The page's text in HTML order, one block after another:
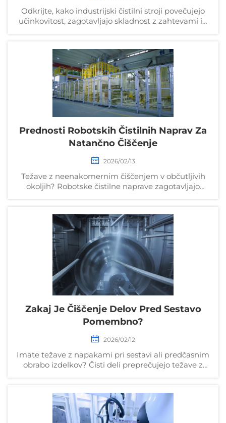
Odkrijte, kako industrijski čistilni stroji povečujejo
učinkovitost, zagotavljajo skladnost z zahtevami in
priročnik za uporabne primere.
Prednosti Robotskih Čistilnih Naprav Za
Natančno Čiščenje
2026/02/13
Težave z neenakomernim čiščenjem v občutljivih
okoljih? Robotske čistilne naprave zagotavljajo
zmanjšujejo stroške dela – zahtevajte tehnični list že
danes.
Zakaj Je Čiščenje Delov Pred Sestavo
Pomembno?
2026/02/12
Imate težave z napakami pri sestavi ali predčasnim
obrabo izdelkov? Čisti deli preprečujejo težave z
zdaj preizkušene industrijske rešitve za čiščenje.